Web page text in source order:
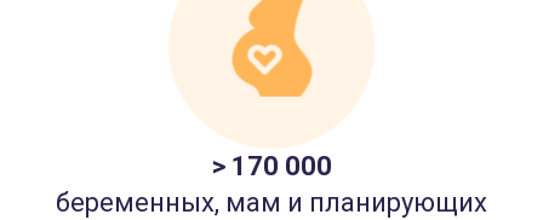
> 170 000
беременных, мам и планирующих